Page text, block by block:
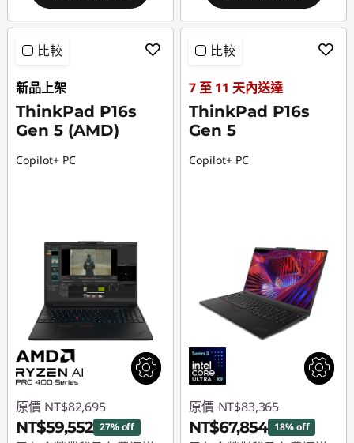
比較
新品上架
ThinkPad P16s
Gen 5 (AMD)
Copilot+ PC
原價 NT$82,695
NT$59,552 27% off
比較
7 至 11 天內送達
ThinkPad P16s
Gen 5
Copilot+ PC
原價 NT$83,365
NT$67,854 18% off